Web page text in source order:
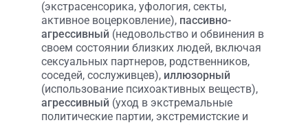
(экстрасенсорика, уфология, секты,
активное воцерковление), пассивно-
агрессивный (недовольство и обвинения в
своем состоянии близких людей, включая
сексуальных партнеров, родственников,
соседей, сослуживцев), иллюзорный
(использование психоактивных веществ),
агрессивный (уход в экстремальные
политические партии, экстремистские и